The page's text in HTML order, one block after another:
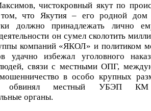
чистокровный якут по
том, что Якутия – его родной
должно принадлежать лично
он сумел сколотить
компаний «ЯКОЛ» и политиком
удачно избежал уголовного
связи с местными ОПГ,
в особо крупных
обвинял местный
органы.